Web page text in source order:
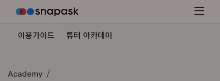
이용가이드 튜터 아카데미
Academy